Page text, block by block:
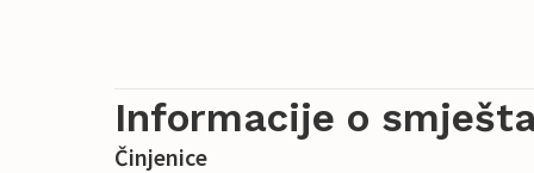
Informacije o
Činjenice